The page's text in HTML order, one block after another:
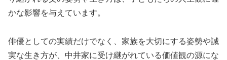
かな影響を与えています。
俳優としての実績だけでなく、家族を大切にする姿勢や誠
実な生き方が、中井家に受け継がれている価値観の源にな